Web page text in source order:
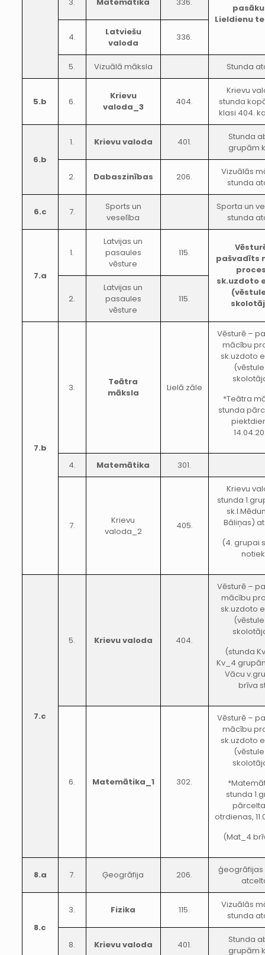
Lieldienu
4.
Latviešu
valoda
336.
5. Vizuālā māksla Stunda
5.b 6.
Krievu
valoda_3
404.
Krievu
stunda
klasi 404.
6.b
1. Krievu valoda 401.
Stunda
grupām
2. Dabaszinības 206.
Vizuālās
stunda
6.c 7.
Sports un
veselība
Sporta un
stunda
7.a
1.
Latvijas un
pasaules
vēsture
115.
pašvadīts
sk.uzdoto
2.
Latvijas un
pasaules
vēsture
115.
7.b
3.
Teātra
māksla
Lielā zāle
Vēsturē –
mācību
sk.uzdoto
*Teātra
stunda
4. Matemātika 301.
7.
Krievu
valoda_2
405.
Krievu
stunda
Bāliņas)
(4. grupai
7.c
5. Krievu valoda 404.
Vēsturē –
mācību
sk.uzdoto
(stunda
Kv_4
Vācu
brīva
6. Matemātika_1 302.
Vēsturē –
mācību
sk.uzdoto
stunda
otrdienas,
(Mat_4
8.a 7. Ģeogrāfija 206.
ģeogrāfijas
8.c
3. Fizika 115.
Vizuālās
stunda
8. Krievu valoda 401.
Stunda
grupām